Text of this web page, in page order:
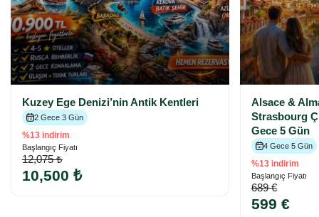
Kuzey Ege Denizi’nin Antik Kentleri
2 Gece 3 Gün
%13 indirim
Başlangıç Fiyatı
12,075 ₺
10,500 ₺
Alsace &
Strasbourg
Gece 5 Gün
4 Gece 5 Gün
%13 indirim
Başlangıç Fiyatı
689 €
599 €